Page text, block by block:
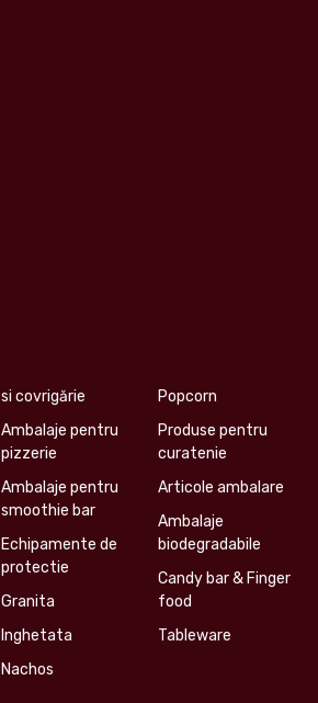
si covrigărie
Ambalaje pentru
pizzerie
Ambalaje pentru
smoothie bar
Echipamente de
protectie
Granita
Inghetata
Nachos
Popcorn
Produse pentru
curatenie
Articole ambalare
Ambalaje
biodegradabile
Candy bar & Finger
food
Tableware